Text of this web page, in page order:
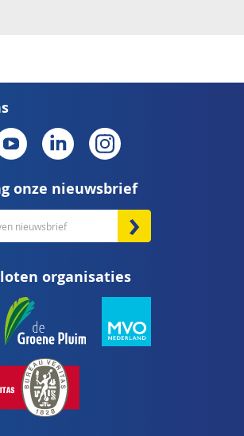
onze nieuwsbrief
organisaties